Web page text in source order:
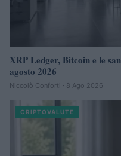
XRP Ledger, Bitcoin e le
agosto 2026
Niccolò Conforti · 8 Ago 2026
CRIPTOVALUTE